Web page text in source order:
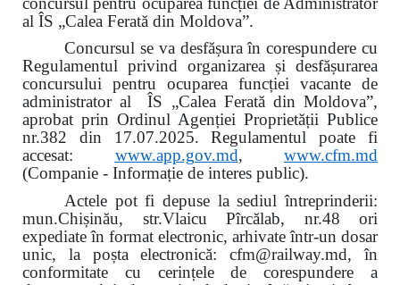
al ÎS „Calea Ferată din Moldova”.
Concursul se va desfășura în corespundere cu
Regulamentul privind organizarea și desfășurarea
concursului pentru ocuparea funcției vacante de
administrator al ÎS „Calea Ferată din Moldova”,
aprobat prin Ordinul Agenției Proprietății Publice
nr.382 din 17.07.2025. Regulamentul poate fi
accesat: www.app.gov.md, www.cfm.md
(Companie - Informație de interes public).
Actele pot fi depuse la sediul întreprinderii:
mun.Chișinău, str.Vlaicu Pîrcălab, nr.48 ori
expediate în format electronic, arhivate într-un dosar
unic, la poșta electronică: cfm@railway.md, în
conformitate cu cerințele de corespundere a